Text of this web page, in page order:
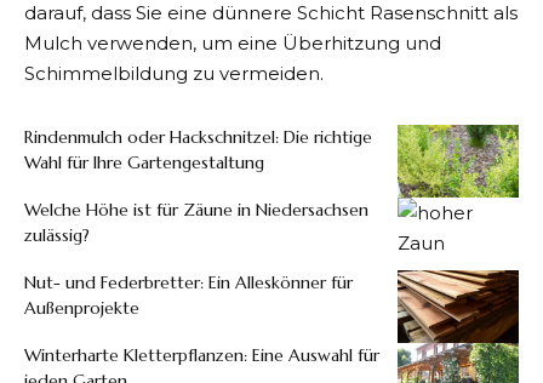
darauf, dass Sie eine dünnere Schicht Rasenschnitt als
Mulch verwenden, um eine Überhitzung und
Schimmelbildung zu vermeiden.
Rindenmulch oder Hackschnitzel: Die richtige
Wahl für Ihre Gartengestaltung
Welche Höhe ist für Zäune in Niedersachsen
zulässig?
Nut- und Federbretter: Ein Alleskönner für
Außenprojekte
Winterharte Kletterpflanzen: Eine Auswahl für